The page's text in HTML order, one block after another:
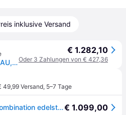
inklusive Versand
Bosch Serie 6 KGN39AIAU, 363 l, SN-T, 10 kg/24h, A, Fresh Zone Fach, Edelstahl
€ 1.282,10
Oder 3 Zahlungen von € 427,36
49,99 Versand, 5–7 Tage
KGN39AIAU Kühl-/Gefrierkombination edelstahl/cleansteel€ 1.099,00